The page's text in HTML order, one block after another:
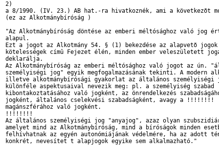
2)
a 8/1990. (IV. 23.) AB hat.-ra hivatkoznék, ami a következõt
(ez az Alkotmánybíróság )
"Az Alkotmánybíróság döntése az emberi méltósághoz való jog
alapul.
Ezt a jogot az Alkotmány 54. § (1) bekezdése az alapvetõ jogok
kötelességek címû Fejezet élén, minden ember veleszületett
deklarálja.
Az Alkotmánybíróság az emberi méltósághoz való jogot az ún.
személyiségi jog" egyik megfogalmazásának tekinti. A modern
illetve alkotmánybírósági gyakorlat az általános személyiségi
különféle aspektusaival nevezik meg: pl. a személyiség szabad
kibontakoztatásához való jogként, az önrendelkezés
jogként, általános cselekvési szabadságként, avagy a !!!!!!!!
magánszférához való jogként.
!!!!!!!!
Az általános személyiségi jog "anyajog", azaz olyan
amelyet mind az Alkotmánybíróság, mind a bíróságok minden
felhívhatnak az egyén autonómiájának védelmére, ha az adott
konkrét, nevesítet t alapjogok egyike sem alkalmazható."